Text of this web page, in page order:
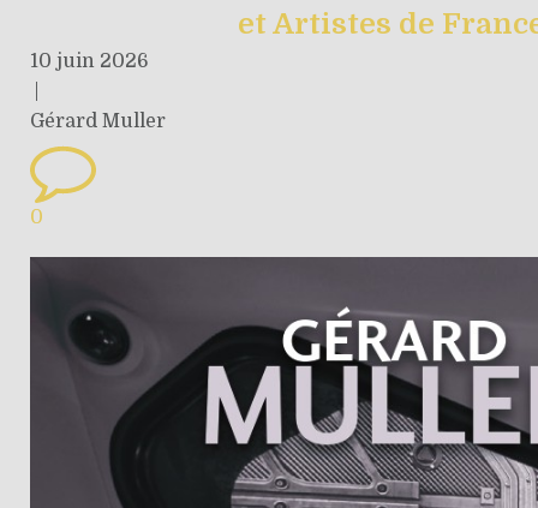
et Artistes de
10 juin 2026
Gérard Muller
0